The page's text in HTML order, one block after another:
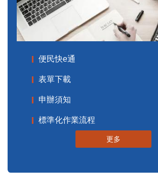
便民快e通
表單下載
申辦須知
標準化作業流程
更多